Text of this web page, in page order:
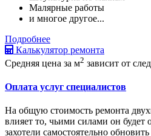
Малярные работы
и многое другое...
Подробнее
Калькулятор ремонта
Средняя цена за м2 зависит от
Оплата услуг специалистов
На общую стоимость ремонта
влияет то, чьими силами он будет
захотели самостоятельно